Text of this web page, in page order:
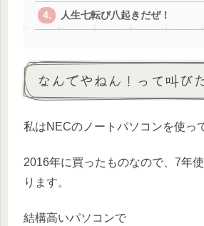
人生七転び八起きだぜ！
なんでやねん！って叫び
私はNECのノートパソコンを使っ
2016年に買ったものなので、7年
ります。
結構高いパソコンで